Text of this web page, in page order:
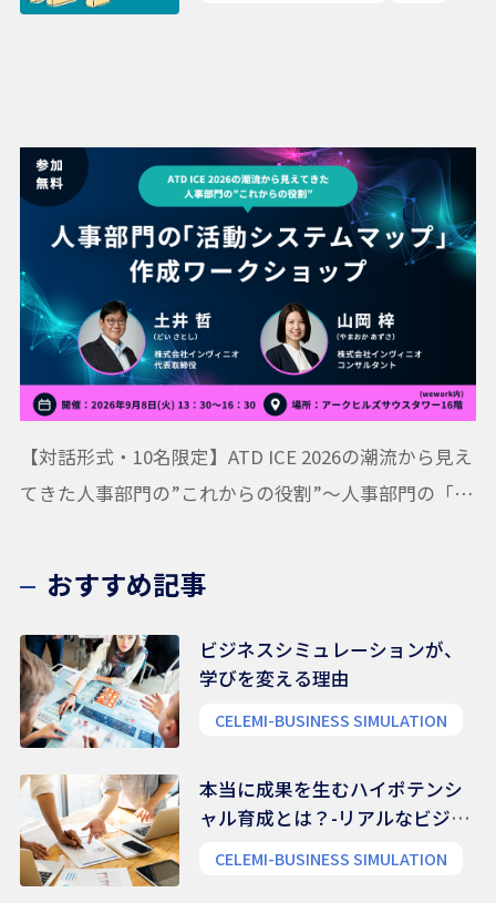
【対話形式・10名限定】ATD ICE 2026の潮流から見え
てきた人事部門の”これからの役割”〜人事部門の「活
おすすめ記事
ビジネスシミュレーションが、
学びを変える理由
CELEMI-BUSINESS SIMULATION
本当に成果を生むハイポテンシ
ャル育成とは？-リアルなビジネ
CELEMI-BUSINESS SIMULATION